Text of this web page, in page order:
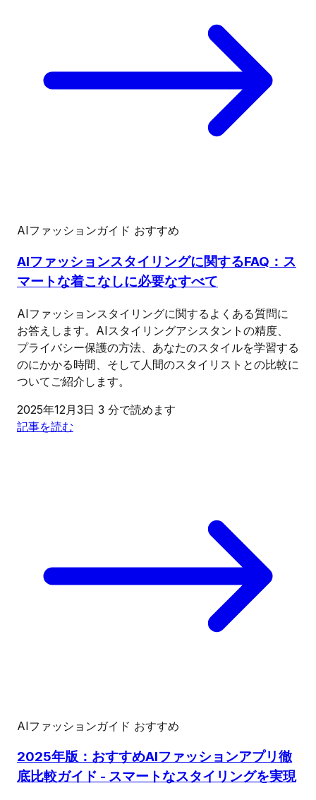
AIファッションガイド おすすめ
AIファッションスタイリングに関するFAQ：ス
マートな着こなしに必要なすべて
AIファッションスタイリングに関するよくある質問に
お答えします。AIスタイリングアシスタントの精度、
プライバシー保護の方法、あなたのスタイルを学習する
のにかかる時間、そして人間のスタイリストとの比較に
ついてご紹介します。
2025年12月3日 3 分で読めます
記事を読む
AIファッションガイド おすすめ
2025年版：おすすめAIファッションアプリ徹
底比較ガイド - スマートなスタイリングを実現